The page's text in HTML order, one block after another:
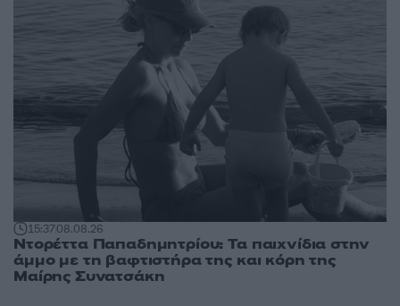
15:3708.08.26
Ντορέττα Παπαδημητρίου: Τα παιχνίδια στην
άμμο με τη βαφτιστήρα της και κόρη της
Μαίρης Συνατσάκη